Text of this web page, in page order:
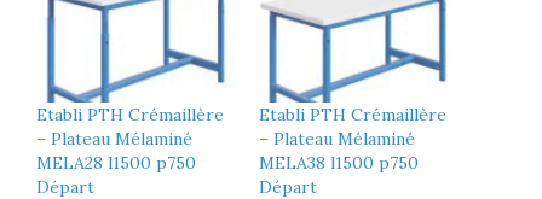
Etabli PTH Crémaillère
– Plateau Mélaminé
MELA28 l1500 p750
Départ
Etabli PTH Crémaillère
– Plateau Mélaminé
MELA38 l1500 p750
Départ